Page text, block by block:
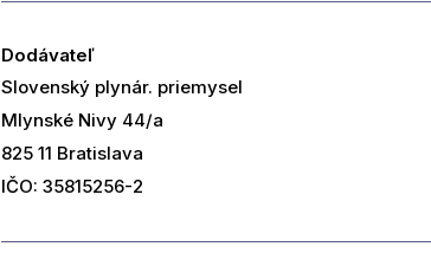
Dodávateľ
Slovenský plynár. priemysel
Mlynské Nivy 44/a
825 11 Bratislava
IČO: 35815256-2